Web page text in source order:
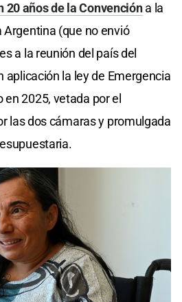
años de la Convencióna la
(que no envió
a la reunión del país del
aplicación la ley de Emergencia
2025, vetada por el
las dos cámaras y promulgada